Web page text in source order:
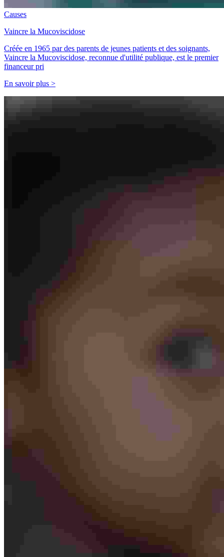
Causes
Vaincre la Mucoviscidose
Créée en 1965 par des parents de jeunes patients et des soignants,
Vaincre la Mucoviscidose, reconnue d'utilité publique, est le premier
financeur pri
En savoir plus >